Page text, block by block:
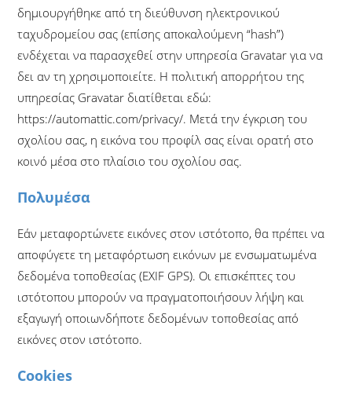
δημιουργήθηκε από τη διεύθυνση ηλεκτρονικού
ταχυδρομείου σας (επίσης αποκαλούμενη “hash”)
ενδέχεται να παρασχεθεί στην υπηρεσία Gravatar για να
δει αν τη χρησιμοποιείτε. Η πολιτική απορρήτου της
υπηρεσίας Gravatar διατίθεται εδώ:
https://automattic.com/privacy/. Μετά την έγκριση του
σχολίου σας, η εικόνα του προφίλ σας είναι ορατή στο
κοινό μέσα στο πλαίσιο του σχολίου σας.
Πολυμέσα
Εάν μεταφορτώνετε εικόνες στον ιστότοπο, θα πρέπει να
αποφύγετε τη μεταφόρτωση εικόνων με ενσωματωμένα
δεδομένα τοποθεσίας (EXIF GPS). Οι επισκέπτες του
ιστότοπου μπορούν να πραγματοποιήσουν λήψη και
εξαγωγή οποιωνδήποτε δεδομένων τοποθεσίας από
εικόνες στον ιστότοπο.
Cookies